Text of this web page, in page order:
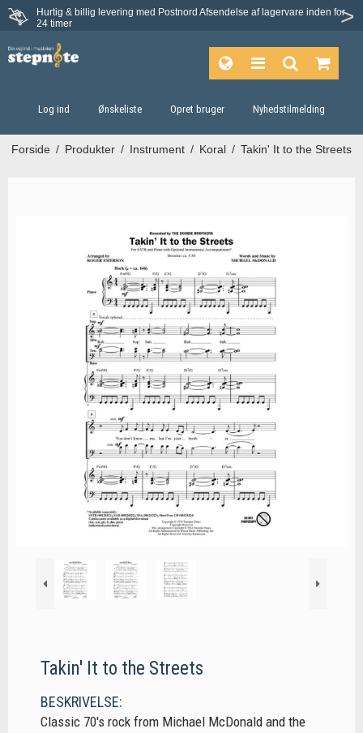
Hurtig & billig levering med Postnord Afsendelse af lagervare inden for
24 timer
Fortrydelsesret på 30 dage
Log ind Ønskeliste Opret bruger Nyhedstilmelding
Forside / Produkter / Instrument / Koral / Takin' It to the Streets
Takin' It to the Streets
BESKRIVELSE:
Classic 70's rock from Michael McDonald and the